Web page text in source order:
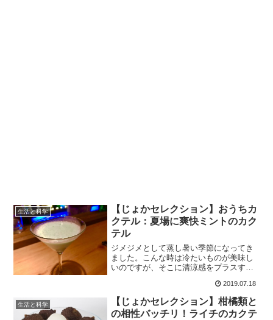
生活と科学
【じょかセレクション】おうちカ
クテル：夏場に爽快ミントのカク
テル
ジメジメとして蒸し暑い季節になってき
ました。こんな時は冷たいものが美味し
いのですが、そこに清涼感をプラスする
「ミント」をテーマに、フレッシュなも
のからリキュールを使ったものまで、カ
クテルをご紹介します。
2019.07.18
生活と科学
【じょかセレクション】柑橘類と
の相性バッチリ！ライチのカクテ